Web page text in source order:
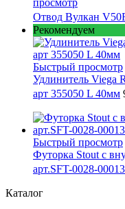
Отвод Вулкан
Рекомендуем
Быстрый просмотр
Удлинитель Viega
арт 355050 L 40мм
Быстрый просмотр
Футорка Stout с
арт.SFT-0028-
Каталог